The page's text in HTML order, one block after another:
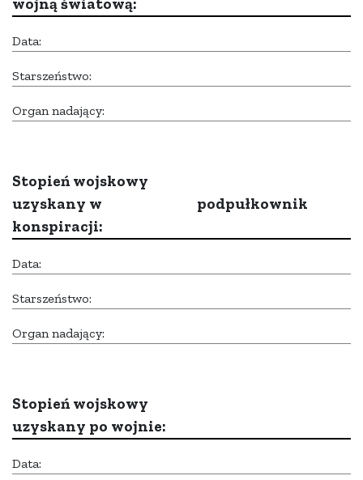
wojną światową:
Data:
Starszeństwo:
Organ nadający:
Stopień wojskowy
uzyskany w
konspiracji:
podpułkownik
Data:
Starszeństwo:
Organ nadający:
Stopień wojskowy
uzyskany po wojnie:
Data: